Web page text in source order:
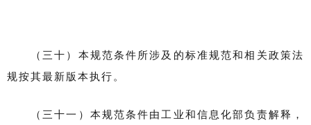
（三十）本规范条件所涉及的标准规范和相关政策法
规按其最新版本执行。
（三十一）本规范条件由工业和信息化部负责解释，